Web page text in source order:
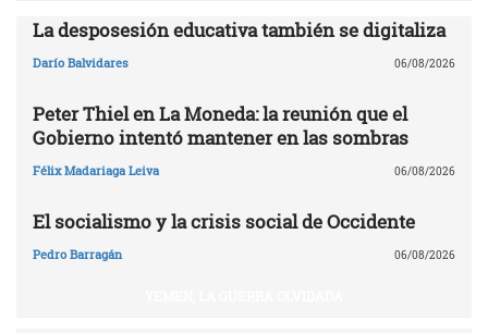
La desposesión educativa también se digitaliza
Darío Balvidares 06/08/2026
Peter Thiel en La Moneda: la reunión que el
Gobierno intentó mantener en las sombras
Félix Madariaga Leiva 06/08/2026
El socialismo y la crisis social de Occidente
Pedro Barragán 06/08/2026